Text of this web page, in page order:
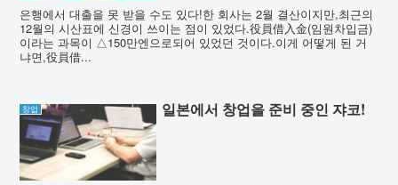
은행에서 대출을 못 받을 수도 있다!한 회사는 2월 결산이지만,최근의
12월의 시산표에 신경이 쓰이는 점이 있었다.役員借入金(임원차입금)
이라는 과목이 △150만엔으로되어 있었던 것이다.이게 어떻게 된 거
냐면,役員借...
창업 일본에서 창업을 준비 중인 쟈코!